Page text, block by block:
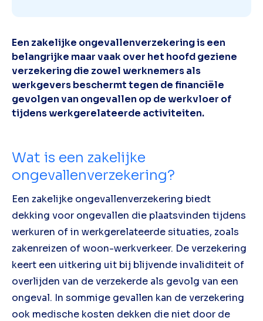
Een zakelijke ongevallenverzekering is een
belangrijke maar vaak over het hoofd geziene
verzekering die zowel werknemers als
werkgevers beschermt tegen de financiële
gevolgen van ongevallen op de werkvloer of
tijdens werkgerelateerde activiteiten.
Wat is een zakelijke
ongevallenverzekering?
Een zakelijke ongevallenverzekering biedt
dekking voor ongevallen die plaatsvinden tijdens
werkuren of in werkgerelateerde situaties, zoals
zakenreizen of woon-werkverkeer. De verzekering
keert een uitkering uit bij blijvende invaliditeit of
overlijden van de verzekerde als gevolg van een
ongeval. In sommige gevallen kan de verzekering
ook medische kosten dekken die niet door de